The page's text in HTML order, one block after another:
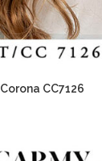
Corona CC7126